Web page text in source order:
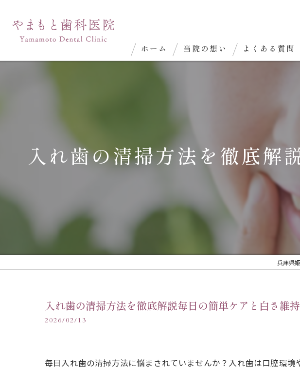
ホーム 当院の想い よくある質問
入れ歯の清掃方法を徹底解
兵庫県
入れ歯の清掃方法を徹底解説毎日の簡単ケアと白さ維
2026/02/13
毎日入れ歯の清掃方法に悩まされていませんか？入れ歯は口腔環